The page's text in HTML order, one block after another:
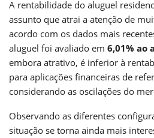
A rentabilidade do aluguel
assunto que atrai a atenção de
acordo com os dados mais
aluguel foi avaliado em 6,01% ao
embora atrativo, é inferior à
para aplicações financeiras de
considerando as oscilações do
Observando as diferentes
situação se torna ainda mais